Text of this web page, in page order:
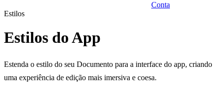
Conta
Estilos
Estilos do App
Estenda o estilo do seu Documento para a interface do app, criando
uma experiência de edição mais imersiva e coesa.